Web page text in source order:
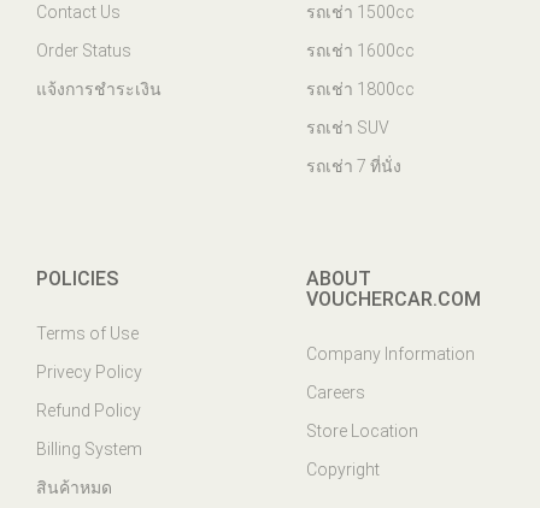
Contact Us
Order Status
แจ้งการชำระเงิน
รถเช่า 1500cc
รถเช่า 1600cc
รถเช่า 1800cc
รถเช่า SUV
รถเช่า 7 ที่นั่ง
POLICIES
Terms of Use
Privecy Policy
Refund Policy
Billing System
สินค้าหมด
ABOUT
VOUCHERCAR.COM
Company Information
Careers
Store Location
Copyright